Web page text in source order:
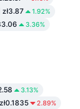
zł3.87 1.92%
3.36%
3.13%
zł0.1835 2.89%